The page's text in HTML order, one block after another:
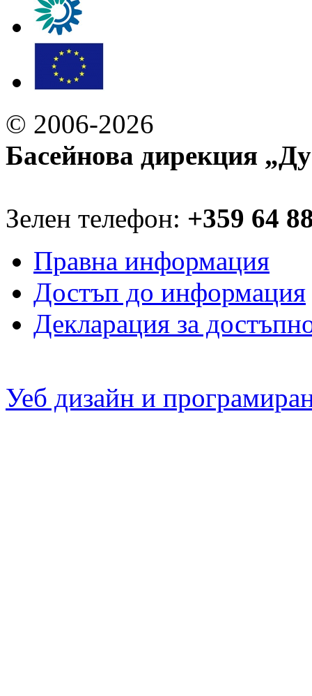
© 2006-2026
Басейнова дирекция
Зелен телефон: +359 64
Правна информация
Достъп до информация
Декларация за
Уеб дизайн и